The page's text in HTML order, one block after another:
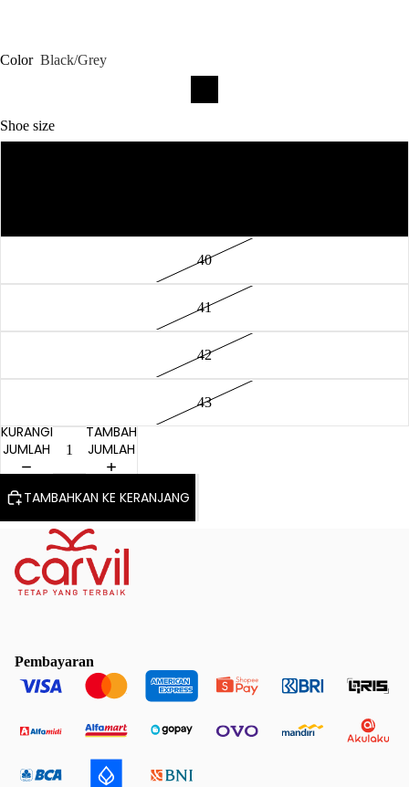
Color Black/Grey
Shoe size
40
41
42
43
KURANGI
JUMLAH
TAMBAH
JUMLAH
TAMBAHKAN KE KERANJANG
Pembayaran